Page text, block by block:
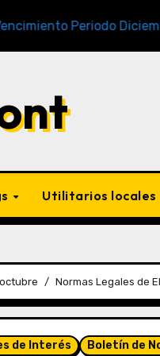
Periodo Diciembre 2025
Utilitarios locales
octubre Normas Legales de
de Interés Boletín de